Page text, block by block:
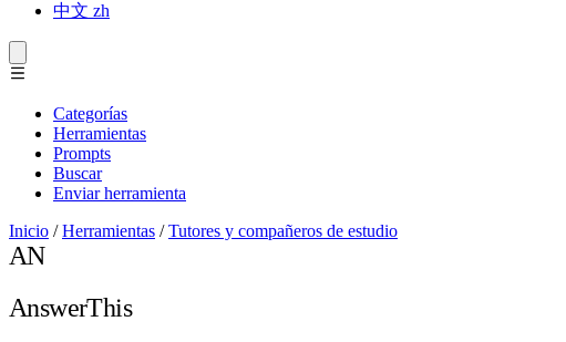
中文 zh
Categorías
Herramientas
Prompts
Buscar
Enviar herramienta
Inicio / Herramientas / Tutores y compañeros de estudio
AN
AnswerThis